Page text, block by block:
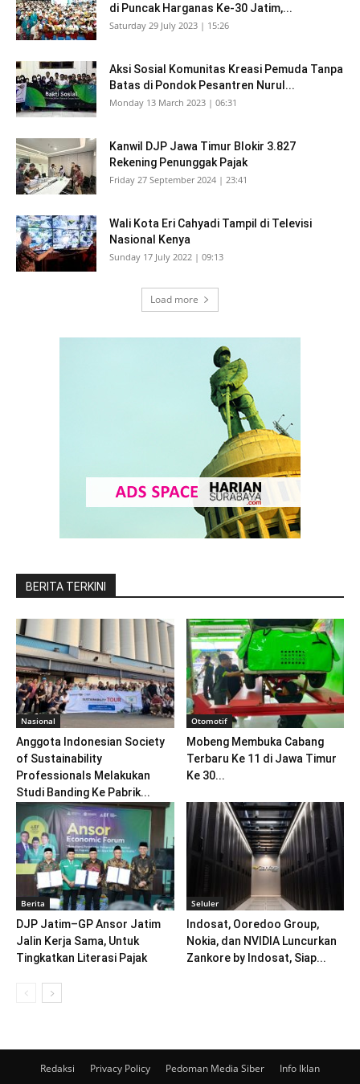
di Puncak Harganas Ke-30 Jatim,...
Saturday 29 July 2023 | 15:26
Aksi Sosial Komunitas Kreasi Pemuda Tanpa
Batas di Pondok Pesantren Nurul...
Monday 13 March 2023 | 06:31
Kanwil DJP Jawa Timur Blokir 3.827
Rekening Penunggak Pajak
Friday 27 September 2024 | 23:41
Wali Kota Eri Cahyadi Tampil di Televisi
Nasional Kenya
Sunday 17 July 2022 | 09:13
Load more
BERITA TERKINI
Nasional
Anggota Indonesian Society
of Sustainability
Professionals Melakukan
Studi Banding Ke Pabrik...
Otomotif
Mobeng Membuka Cabang
Terbaru Ke 11 di Jawa Timur
Ke 30...
Berita
DJP Jatim–GP Ansor Jatim
Jalin Kerja Sama, Untuk
Tingkatkan Literasi Pajak
Seluler
Indosat, Ooredoo Group,
Nokia, dan NVIDIA Luncurkan
Zankore by Indosat, Siap...
Redaksi Privacy Policy Pedoman Media Siber Info Iklan